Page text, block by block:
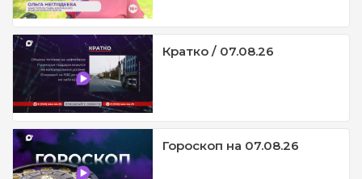
Кратко / 07.08.26
Гороскоп на 07.08.26